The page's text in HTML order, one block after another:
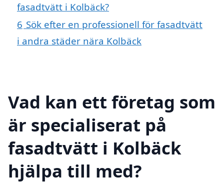
fasadtvätt i Kolbäck?
6 Sök efter en professionell för fasadtvätt
i andra städer nära Kolbäck
Vad kan ett företag som
är specialiserat på
fasadtvätt i Kolbäck
hjälpa till med?